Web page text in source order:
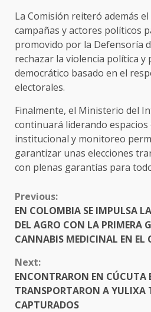
La Comisión reiteró además
campañas y actores políticos
promovido por la Defensoría
rechazar la violencia política
democrático basado en el
electorales.
Finalmente, el Ministerio del
continuará liderando espacios
institucional y monitoreo
garantizar unas elecciones
con plenas garantías para
CONTINUE
READING
Previous:
EN COLOMBIA SE IMPULSA
DEL AGRO CON LA PRIMERA
CANNABIS MEDICINAL EN EL
Next:
ENCONTRARON EN CÚCUTA
TRANSPORTARON A YULIXA
CAPTURADOS